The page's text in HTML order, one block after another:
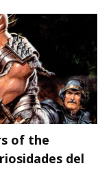
of the
del